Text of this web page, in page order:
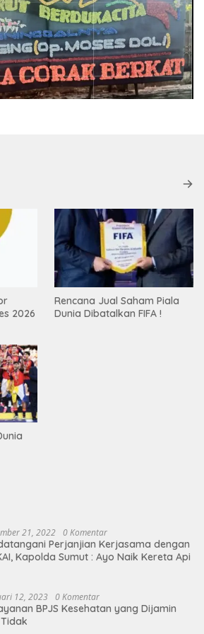
2026
Rencana Jual Saham Piala
Dunia Dibatalkan FIFA !
21, 2022 0 Komentar
Perjanjian Kerjasama dengan
Kapolda Sumut : Ayo Naik Kereta Api
12, 2023 0 Komentar
BPJS Kesehatan yang Dijamin